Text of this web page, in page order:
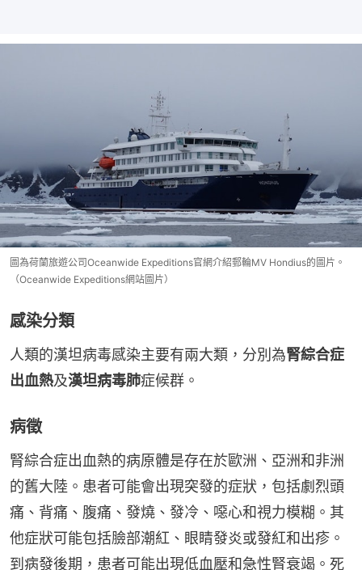
圖為荷蘭旅遊公司Oceanwide Expeditions官網介紹郵輪MV Hondius的圖片。
（Oceanwide Expeditions網站圖片）
感染分類
人類的漢坦病毒感染主要有兩大類，分別為腎綜合症
出血熱及漢坦病毒肺症候群。
病徵
腎綜合症出血熱的病原體是存在於歐洲、亞洲和非洲
的舊大陸。患者可能會出現突發的症狀，包括劇烈頭
痛、背痛、腹痛、發燒、發冷、噁心和視力模糊。其
他症狀可能包括臉部潮紅、眼睛發炎或發紅和出疹。
到病發後期，患者可能出現低血壓和急性腎衰竭。死